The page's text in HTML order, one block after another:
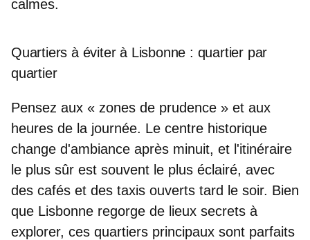
calmes.
Quartiers à éviter à Lisbonne : quartier par
quartier
Pensez aux « zones de prudence » et aux
heures de la journée. Le centre historique
change d'ambiance après minuit, et l'itinéraire
le plus sûr est souvent le plus éclairé, avec
des cafés et des taxis ouverts tard le soir. Bien
que Lisbonne regorge de lieux secrets à
explorer, ces quartiers principaux sont parfaits